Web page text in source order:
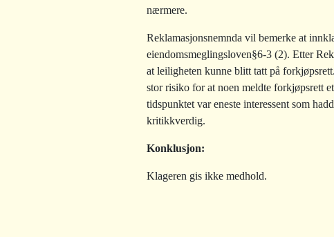
nærmere.
Reklamasjonsnemnda vil bemerke at
eiendomsmeglingsloven§6-3 (2). Etter
at leiligheten kunne blitt tatt på
stor risiko for at noen meldte forkjøpsrett
tidspunktet var eneste interessent som
kritikkverdig.
Konklusjon:
Klageren gis ikke medhold.